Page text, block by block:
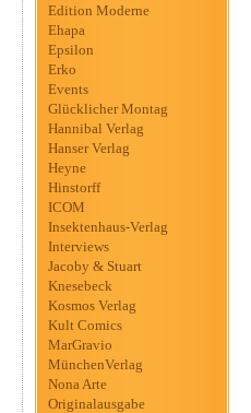
Edition Moderne
Ehapa
Epsilon
Erko
Events
Glücklicher Montag
Hannibal Verlag
Hanser Verlag
Heyne
Hinstorff
ICOM
Insektenhaus-Verlag
Interviews
Jacoby & Stuart
Knesebeck
Kosmos Verlag
Kult Comics
MarGravio
MünchenVerlag
Nona Arte
Originalausgabe